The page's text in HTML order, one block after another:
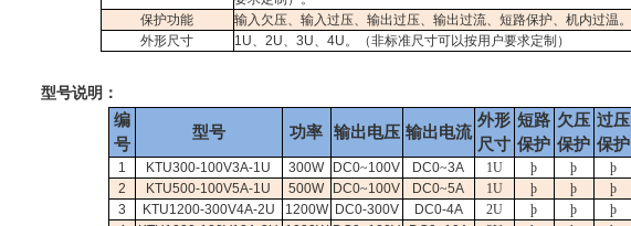
保护功能
输入欠压、输入过压、输出过压、输出过流、短路保护、机内过温。
外形尺寸
1U、 2U、 3U、 4U。 （非标准尺寸可以按用户要求定制）
型号说明：
编
号
型号 功率 输出电压 输出电流
外形
尺寸
短路
保护
欠压
保护
过压
保护
1 KTU300-100V3A-1U 300W DC0~100V DC0~3A 1U þ þ þ
2
KTU500-100V5A-1U 500W DC0~100V DC0~5A 1U þ þ þ
3
KTU1200-300V4A-2U 1200W DC0-300V DC0-4A 2U þ þ þ